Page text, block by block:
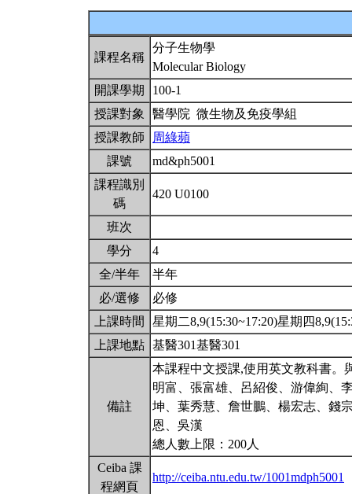
課程名稱
分子生物學
Molecular Biology
開課學期
100-1
授課對象
醫學院 微生物及免疫學組
授課教師
周綠蘋
課號
md&ph5001
課程識別
碼
420 U0100
班次
學分
4
全/半年
半年
必/選修
必修
上課時間
星期二8,9(15:30~17:20)星期四
上課地點 基醫301基醫301
備註
本課程中文授課,使用英文教科書。
明富、張富雄、呂紹俊、游偉絢、
坤、葉秀慧、詹世鵬、楊宏志、錢
恩、吳漢
總人數上限：200人
Ceiba 課
程網頁
http://ceiba.ntu.edu.tw/1001mdph5001